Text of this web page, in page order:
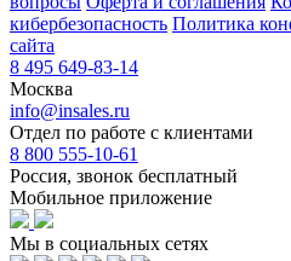
кибербезопасность Политика
сайта
8 495 649-83-14
Москва
info@insales.ru
Отдел по работе с клиентами
8 800 555-10-61
Россия, звонок бесплатный
Мобильное приложение
Мы в социальных сетях